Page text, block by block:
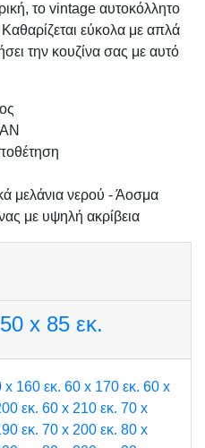
το vintage αυτοκόλλητο
εύκολα με απλά
την κουζίνα σας με αυτό
μελάνια νερού - Άοσμα
με υψηλή ακρίβεια
50 x 85 εκ.
x 160 εκ. 60 x 170 εκ. 60 x
εκ. 60 x 210 εκ. 70 x
εκ. 70 x 200 εκ. 80 x